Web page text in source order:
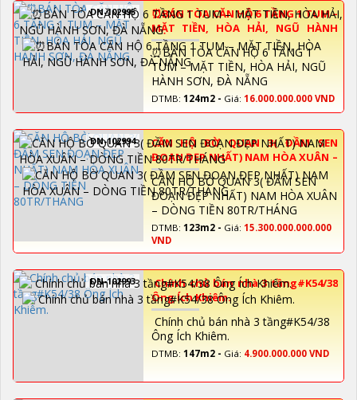
DN-102995
⏰️BÁN TÒA CĂN HỘ 6 TẦNG 1 TUM –
MẶT TIỀN, HÒA HẢI, NGŨ HÀNH
SƠN, ĐÀ NẴNG
⏰️BÁN TÒA CĂN HỘ 6 TẦNG 1
TUM – MẶT TIỀN, HÒA HẢI, NGŨ
HÀNH SƠN, ĐÀ NẴNG
DTMB: 124m2 - Giá: 16.000.000.000 VND
DN-102994
CĂN HỘ BỜ QUAN 3( ĐẦM SEN
ĐOẠN ĐẸP NHẤT) NAM HÒA XUÂN –
DÒNG TIỀN 80TR/THÁNG
CĂN HỘ BỜ QUAN 3( ĐẦM SEN
ĐOẠN ĐẸP NHẤT) NAM HÒA XUÂN
– DÒNG TIỀN 80TR/THÁNG
DTMB: 123m2 - Giá: 15.300.000.000.000
VND
DN-102993
Chính chủ bán nhà 3 tầng#K54/38
Ông Ích Khiêm.
Chính chủ bán nhà 3 tầng#K54/38
Ông Ích Khiêm.
DTMB: 147m2 - Giá: 4.900.000.000 VND